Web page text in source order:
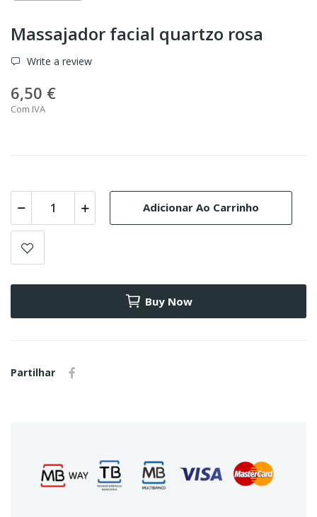
Massajador facial quartzo rosa
Write a review
6,50 €
Com IVA
Adicionar Ao Carrinho
Buy Now
Partilhar